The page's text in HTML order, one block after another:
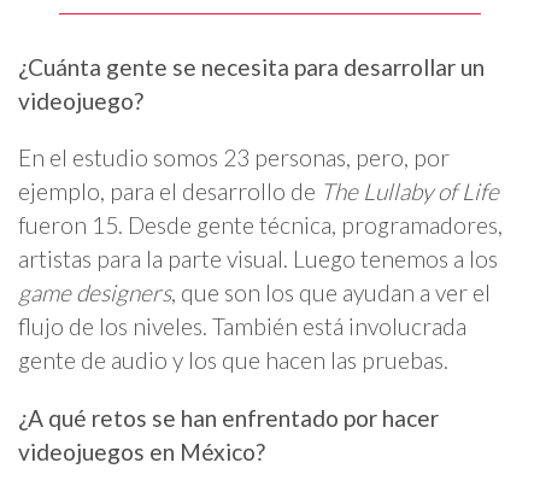
¿Cuánta gente se necesita para desarrollar un
videojuego?
En el estudio somos 23 personas, pero, por
ejemplo, para el desarrollo de The Lullaby of Life
fueron 15. Desde gente técnica, programadores,
artistas para la parte visual. Luego tenemos a los
game designers, que son los que ayudan a ver el
flujo de los niveles. También está involucrada
gente de audio y los que hacen las pruebas.
¿A qué retos se han enfrentado por hacer
videojuegos en México?